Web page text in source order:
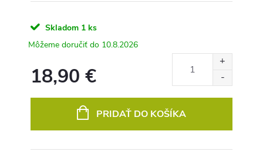
Skladom 1 ks
10.8.2026
18,90 €
PRIDAŤ DO KOŠÍKA